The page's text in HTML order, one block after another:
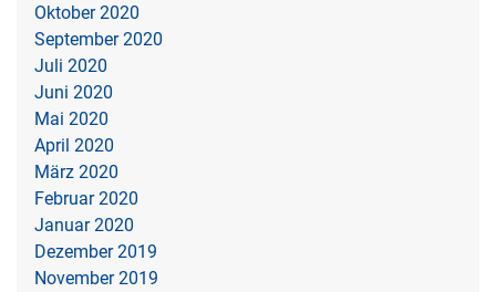
Oktober 2020
September 2020
Juli 2020
Juni 2020
Mai 2020
April 2020
März 2020
Februar 2020
Januar 2020
Dezember 2019
November 2019